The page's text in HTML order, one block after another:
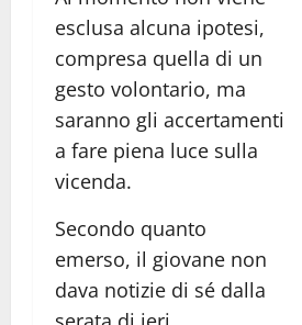
esclusa alcuna ipotesi,
compresa quella di un
gesto volontario, ma
saranno gli accertamenti
a fare piena luce sulla
vicenda.
Secondo quanto
emerso, il giovane non
dava notizie di sé dalla